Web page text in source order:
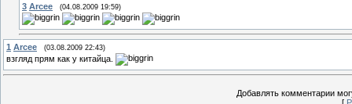
3 Arcee (04.08.2009 19:59)
1 Arcee (03.08.2009 22:43)
взгляд прям как у китайца.
Добавлять комментарии